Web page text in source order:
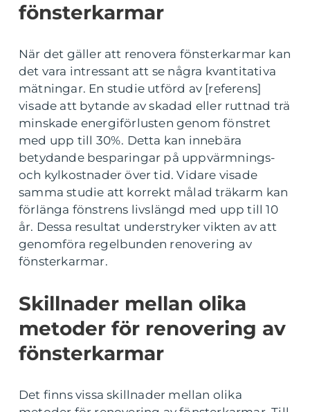
fönsterkarmar
När det gäller att renovera fönsterkarmar kan
det vara intressant att se några kvantitativa
mätningar. En studie utförd av [referens]
visade att bytande av skadad eller ruttnad trä
minskade energiförlusten genom fönstret
med upp till 30%. Detta kan innebära
betydande besparingar på uppvärmnings-
och kylkostnader över tid. Vidare visade
samma studie att korrekt målad träkarm kan
förlänga fönstrens livslängd med upp till 10
år. Dessa resultat understryker vikten av att
genomföra regelbunden renovering av
fönsterkarmar.
Skillnader mellan olika
metoder för renovering av
fönsterkarmar
Det finns vissa skillnader mellan olika